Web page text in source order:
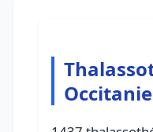
Occitanie